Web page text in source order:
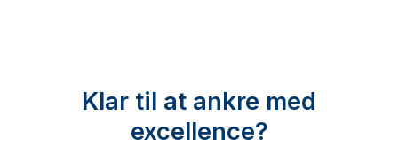
Klar til at ankre med
excellence?